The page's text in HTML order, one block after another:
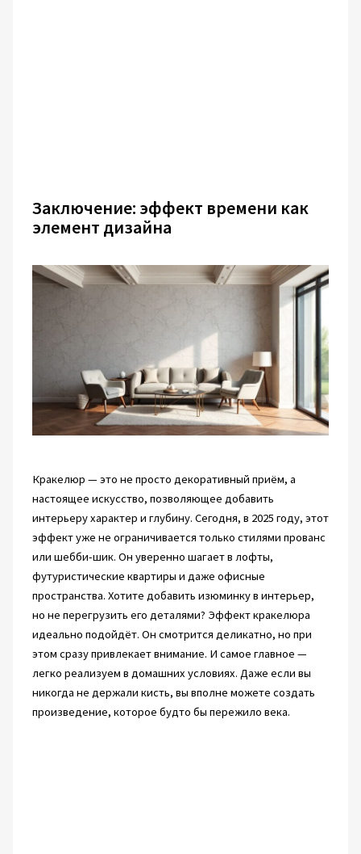
Заключение: эффект времени как
элемент дизайна
Кракелюр — это не просто декоративный приём, а
настоящее искусство, позволяющее добавить
интерьеру характер и глубину. Сегодня, в 2025 году, этот
эффект уже не ограничивается только стилями прованс
или шебби-шик. Он уверенно шагает в лофты,
футуристические квартиры и даже офисные
пространства. Хотите добавить изюминку в интерьер,
но не перегрузить его деталями? Эффект кракелюра
идеально подойдёт. Он смотрится деликатно, но при
этом сразу привлекает внимание. И самое главное —
легко реализуем в домашних условиях. Даже если вы
никогда не держали кисть, вы вполне можете создать
произведение, которое будто бы пережило века.